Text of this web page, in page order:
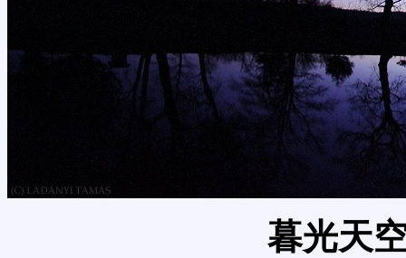
暮光天